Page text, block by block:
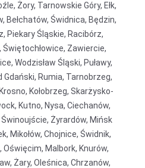
Żory, Tarnowskie Góry, Ełk,
Bełchatów, Świdnica, Będzin,
Piekary Śląskie, Racibórz,
Świętochłowice, Zawiercie,
Wodzisław Śląski, Puławy,
Rumia, Tarnobrzeg,
Kołobrzeg, Skarżysko-
Kutno, Nysa, Ciechanów,
Żyrardów, Mińsk
Mikołów, Chojnice, Świdnik,
Oświęcim, Malbork, Knurów,
Żary, Oleśnica, Chrzanów,